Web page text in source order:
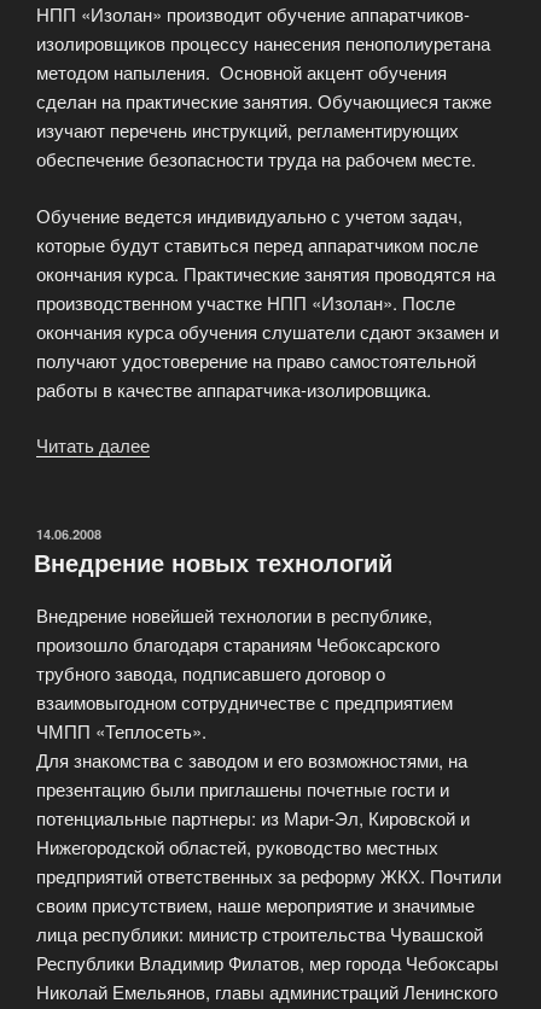
НПП «Изолан» производит обучение аппаратчиков-
изолировщиков процессу нанесения пенополиуретана
методом напыления. Основной акцент обучения
сделан на практические занятия. Обучающиеся также
изучают перечень инструкций, регламентирующих
обеспечение безопасности труда на рабочем месте.
Обучение ведется индивидуально с учетом задач,
которые будут ставиться перед аппаратчиком после
окончания курса. Практические занятия проводятся на
производственном участке НПП «Изолан». После
окончания курса обучения слушатели сдают экзамен и
получают удостоверение на право самостоятельной
работы в качестве аппаратчика-изолировщика.
Читать далее
ОПУБЛИКОВАНО
14.06.2008
Внедрение новых технологий
Внедрение новейшей технологии в республике,
произошло благодаря стараниям Чебоксарского
трубного завода, подписавшего договор о
взаимовыгодном сотрудничестве с предприятием
ЧМПП «Теплосеть».
Для знакомства с заводом и его возможностями, на
презентацию были приглашены почетные гости и
потенциальные партнеры: из Мари-Эл, Кировской и
Нижегородской областей, руководство местных
предприятий ответственных за реформу ЖКХ. Почтили
своим присутствием, наше мероприятие и значимые
лица республики: министр строительства Чувашской
Республики Владимир Филатов, мер города Чебоксары
Николай Емельянов, главы администраций Ленинского